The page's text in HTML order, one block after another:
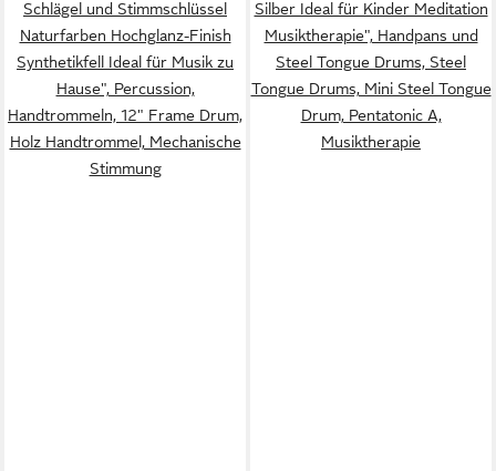
Schlägel und Stimmschlüssel
Naturfarben Hochglanz-Finish
Synthetikfell Ideal für Musik zu
Hause", Percussion,
Handtrommeln, 12" Frame Drum,
Holz Handtrommel, Mechanische
Stimmung
Silber Ideal für Kinder Meditation
Musiktherapie", Handpans und
Steel Tongue Drums, Steel
Tongue Drums, Mini Steel Tongue
Drum, Pentatonic A,
Musiktherapie